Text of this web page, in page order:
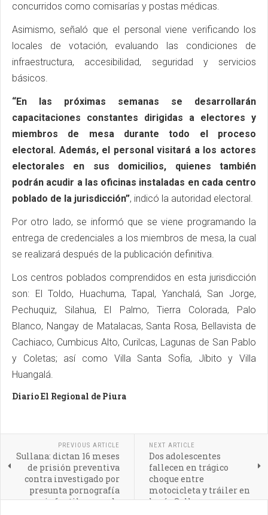
concurridos como comisarías y postas médicas.
Asimismo, señaló que el personal viene verificando los
locales de votación, evaluando las condiciones de
infraestructura, accesibilidad, seguridad y servicios
básicos.
“En las próximas semanas se desarrollarán
capacitaciones constantes dirigidas a electores y
miembros de mesa durante todo el proceso
electoral. Además, el personal visitará a los actores
electorales en sus domicilios, quienes también
podrán acudir a las oficinas instaladas en cada centro
poblado de la jurisdicción”, indicó la autoridad electoral.
Por otro lado, se informó que se viene programando la
entrega de credenciales a los miembros de mesa, la cual
se realizará después de la publicación definitiva.
Los centros poblados comprendidos en esta jurisdicción
son: El Toldo, Huachuma, Tapal, Yanchalá, San Jorge,
Pechuquiz, Silahua, El Palmo, Tierra Colorada, Palo
Blanco, Nangay de Matalacas, Santa Rosa, Bellavista de
Cachiaco, Cumbicus Alto, Curilcas, Lagunas de San Pablo
y Coletas; así como Villa Santa Sofía, Jíbito y Villa
Huangalá.
Diario El Regional de Piura
PREVIOUS ARTICLE
Sullana: dictan 16 meses
de prisión preventiva
contra investigado por
presunta pornografía
infantil agravada
NEXT ARTICLE
Dos adolescentes
fallecen en trágico
choque entre
motocicleta y tráiler en
la vía Sullana–